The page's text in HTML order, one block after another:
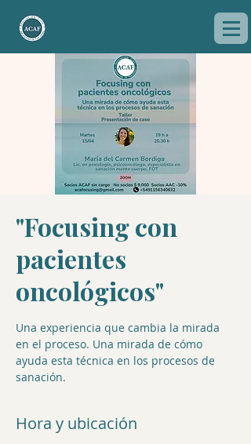
"Focusing con
pacientes
oncológicos"
Una experiencia que cambia la mirada
en el proceso. Una mirada de cómo
ayuda esta técnica en los procesos de
sanación.
Hora y ubicación